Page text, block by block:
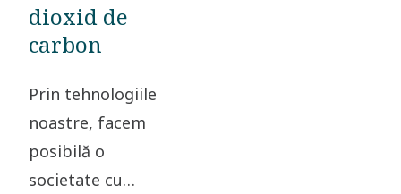
dioxid de
carbon
Prin tehnologiile
noastre, facem
posibilă o
societate cu